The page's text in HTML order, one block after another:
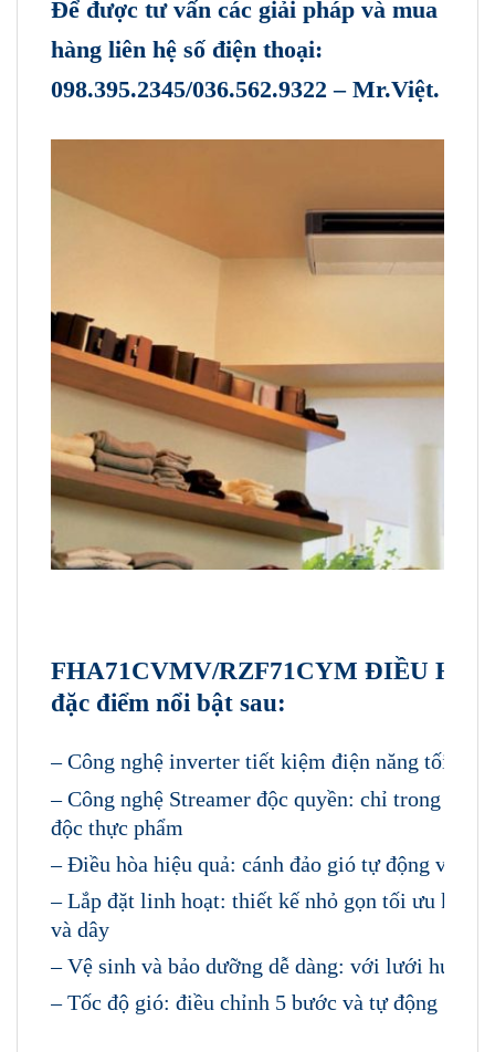
Để được tư vấn các giải pháp và mua
hàng liên hệ số điện thoại:
098.395.2345/036.562.9322 – Mr.Việt.
FHA71CVMV/RZF71CYM ĐIỀU
đặc điểm nổi bật sau:
– Công nghệ inverter tiết kiệm điện năng tối đa
– Công nghệ Streamer độc quyền: chỉ trong 1
độc thực phẩm
– Điều hòa hiệu quả: cánh đảo gió tự động và
– Lắp đặt linh hoạt: thiết kế nhỏ gọn tối ưu
và dây
– Vệ sinh và bảo dưỡng dễ dàng: với lưới hút
– Tốc độ gió: điều chỉnh 5 bước và tự động